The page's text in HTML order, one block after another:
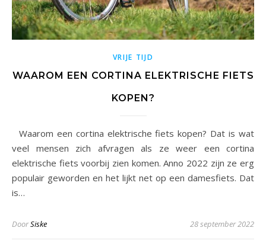
VRIJE TIJD
WAAROM EEN CORTINA ELEKTRISCHE FIETS
KOPEN?
Waarom een cortina elektrische fiets kopen? Dat is wat
veel mensen zich afvragen als ze weer een cortina
elektrische fiets voorbij zien komen. Anno 2022 zijn ze erg
populair geworden en het lijkt net op een damesfiets. Dat
is…
DoorSiske 28 september 2022